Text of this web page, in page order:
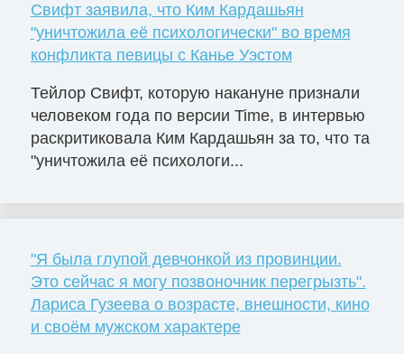
Свифт заявила, что Ким Кардашьян
"уничтожила её психологически" во время
конфликта певицы с Канье Уэстом
Тейлор Свифт, которую накануне признали
человеком года по версии Time, в интервью
раскритиковала Ким Кардашьян за то, что та
"уничтожила её психологи...
"Я была глупой девчонкой из провинции.
Это сейчас я могу позвоночник перегрызть".
Лариса Гузеева о возрасте, внешности, кино
и своём мужском характере